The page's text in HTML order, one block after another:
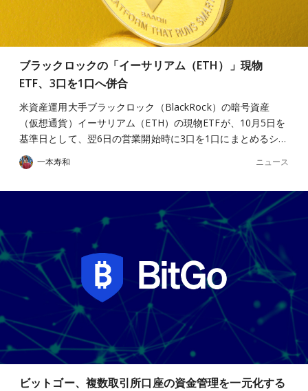
ブラックロックの「イーサリアム（ETH）」現物
ETF、3口を1口へ併合
米資産運用大手ブラックロック（BlackRock）の暗号資産
（仮想通貨）イーサリアム（ETH）の現物ETFが、10月5日を
基準日として、翌6日の営業開始時に3口を1口にまとめるシ…
一本寿和 ニュース
ビットゴー、複数取引所口座の資金管理を一元化する